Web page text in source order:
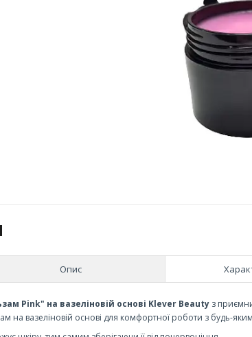
Опис
Pink" на вазеліновій основі Klever Beauty з
на вазеліновій основі для комфортної роботи з будь-